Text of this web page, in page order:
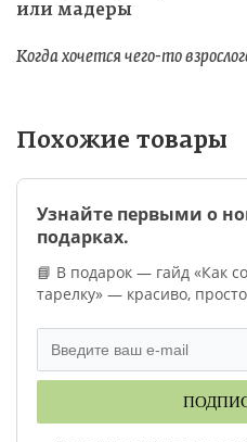
или мадеры
Когда хочется чего-то
Похожие товары
Узнайте первыми о
подарках.
📘 В подарок — гайд «Как
тарелку» — красиво,
Забыли пароль?
Нет аккаунта?
Войти
Нажимая на кнопку
принимаете условия